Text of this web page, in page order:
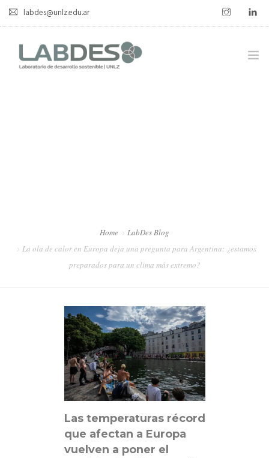
labdes@unlz.edu.ar
Home
LabDes Blog
La ola de calor en Europa deja una pregunta para Argentina: ¿estamos
preparados para un clima más extremo?
Las temperaturas récord
que afectan a Europa
vuelven a poner el